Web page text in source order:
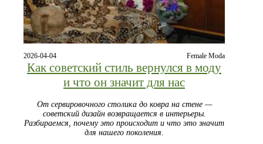
2026-04-04 Female Moda
Как советский стиль вернулся в моду
и что он значит для нас
От сервировочного столика до ковра на стене —
советский дизайн возвращается в интерьеры.
Разбираемся, почему это происходит и что это значит
для нашего поколения.